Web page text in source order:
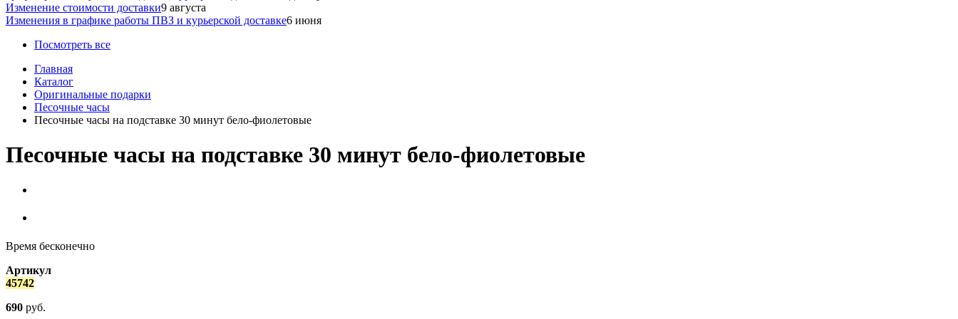
Изменение стоимости доставки9 августа
Изменения в графике работы ПВЗ и курьерской доставке6 июня
Посмотреть все
Главная
Каталог
Оригинальные подарки
Песочные часы
Песочные часы на подставке 30 минут бело-фиолетовые
Песочные часы на подставке 30 минут бело-фиолетовые
Время бесконечно
Артикул
45742
690 руб.